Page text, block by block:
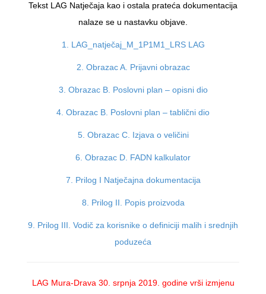
Tekst LAG Natječaja kao i ostala prateća dokumentacija
nalaze se u nastavku objave.
1. LAG_natječaj_M_1P1M1_LRS LAG
2. Obrazac A. Prijavni obrazac
3. Obrazac B. Poslovni plan – opisni dio
4. Obrazac B. Poslovni plan – tablični dio
5. Obrazac C. Izjava o veličini
6. Obrazac D. FADN kalkulator
7. Prilog I Natječajna dokumentacija
8. Prilog II. Popis proizvoda
9. Prilog III. Vodič za korisnike o definiciji malih i srednjih
poduzeća
LAG Mura-Drava 30. srpnja 2019. godine vrši izmjenu